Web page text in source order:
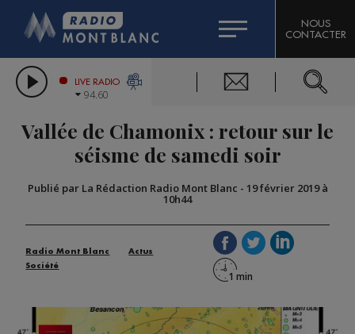
LES CHRONIQUES DE L'EXPERT
CITIZEN MACHINERY
GRAND MASSIF DOMAINES SKIABLES
BIGARD
COMPAGNIE DU MONT-BLANC
NOUS
CONTACTER
LIVE RADIO
94.60
Vallée de Chamonix : retour sur le
séisme de samedi soir
Publié par La Rédaction Radio Mont Blanc - 19 février 2019 à
10h44
Radio Mont Blanc
Actus
Société